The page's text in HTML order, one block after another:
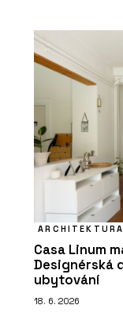
ARCHITEKTURA
Casa Linum
Designérská
ubytování
18. 6. 2026